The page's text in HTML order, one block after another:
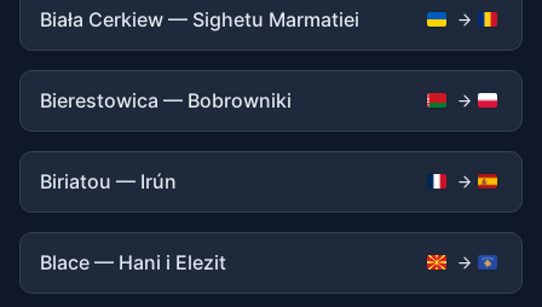
Biała Cerkiew — Sighetu Marmatiei
Bierestowica — Bobrowniki
Biriatou — Irún
Blace — Hani i Elezit